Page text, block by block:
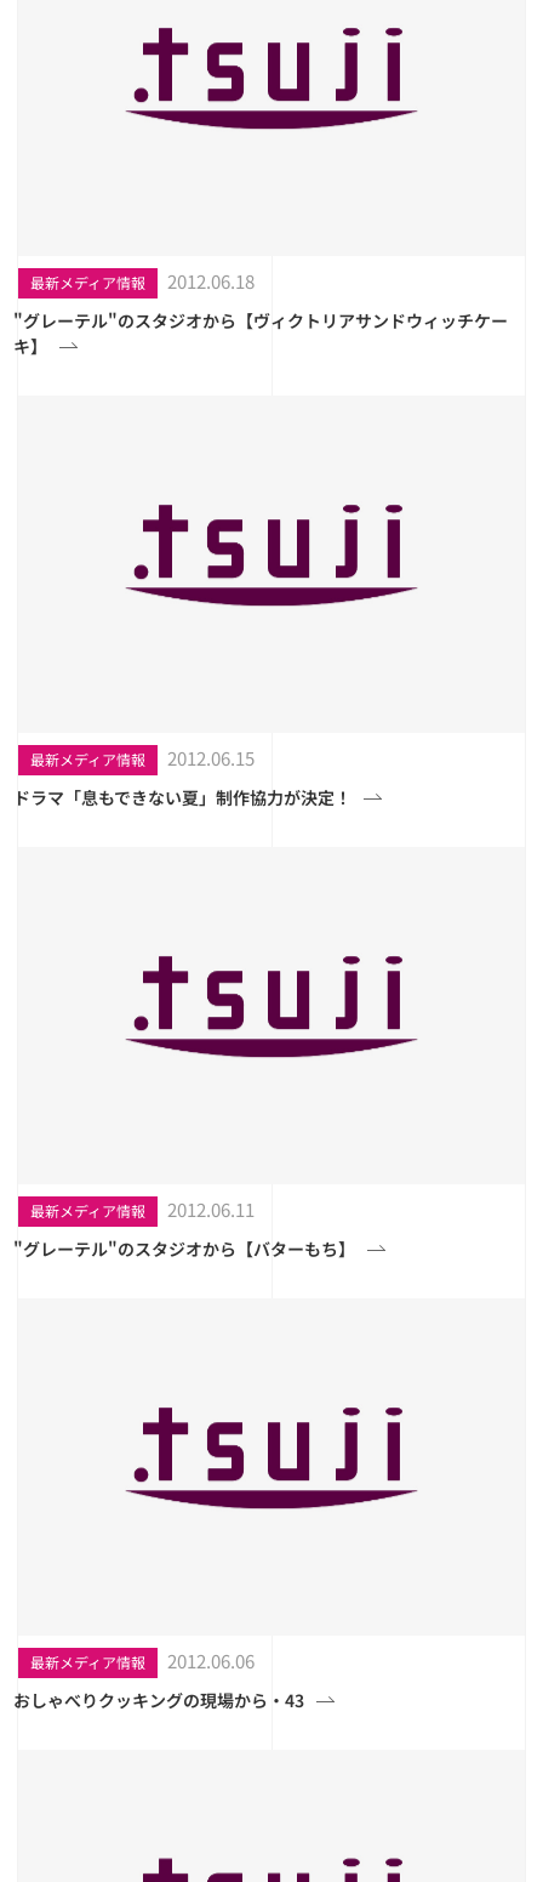
最新メディア情報 2012.06.18
"グレーテル"のスタジオから【ヴィクトリアサンドウィッチケー
キ】
最新メディア情報 2012.06.15
ドラマ「息もできない夏」制作協力が決定！
最新メディア情報 2012.06.11
"グレーテル"のスタジオから【バターもち】
最新メディア情報 2012.06.06
おしゃべりクッキングの現場から・43